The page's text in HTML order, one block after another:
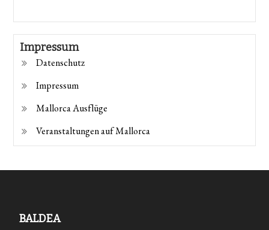
Impressum
Datenschutz
Impressum
Mallorca Ausflüge
Veranstaltungen auf Mallorca
BALDEA